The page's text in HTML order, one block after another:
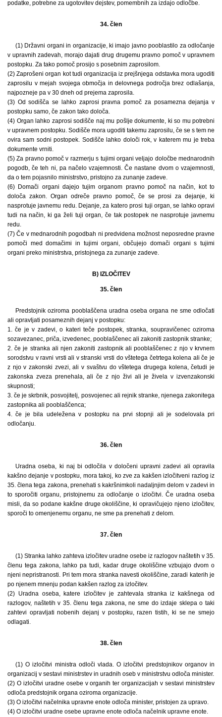
podatke, potrebne za ugotovitev dejstev, pomembnih za izdajo odločbe.
34. člen
(1) Državni organi in organizacije, ki imajo javno pooblastilo za odločanje
v upravnih zadevah, morajo dajati drug drugemu pravno pomoč v upravnem
postopku. Za tako pomoč prosijo s posebnim zaprosilom.
(2) Zaprošeni organ kot tudi organizacija iz prejšnjega odstavka mora ugoditi
zaprosilu v mejah svojega območja in delovnega področja brez odlašanja,
najpozneje pa v 30 dneh od prejema zaprosila.
(3) Od sodišča se lahko zaprosi pravna pomoč za posamezna dejanja v
postopku samo, če zakon tako določa.
(4) Organ lahko zaprosi sodišče naj mu pošlje dokumente, ki so mu potrebni
v upravnem postopku. Sodišče mora ugoditi takemu zaprosilu, če se s tem ne
ovira sam sodni postopek. Sodišče lahko določi rok, v katerem mu je treba
dokumente vrniti.
(5) Za pravno pomoč v razmerju s tujimi organi veljajo določbe mednarodnih
pogodb, če teh ni, pa načelo vzajemnosti. Če nastane dvom o vzajemnosti,
da o tem pojasnilo ministrstvo, pristojno za zunanje zadeve.
(6) Domači organi dajejo tujim organom pravno pomoč na način, kot to
določa zakon. Organ odreče pravno pomoč, če se prosi za dejanje, ki
nasprotuje javnemu redu. Dejanje, za katero prosi tuji organ, se lahko opravi
tudi na način, ki ga želi tuji organ, če tak postopek ne nasprotuje javnemu
redu.
(7) Če v mednarodnih pogodbah ni predvidena možnost neposredne pravne
pomoči med domačimi in tujimi organi, občujejo domači organi s tujimi
organi preko ministrstva, pristojnega za zunanje zadeve.
B) IZLOČITEV
35. člen
Predstojnik oziroma pooblaščena uradna oseba organa ne sme odločati
ali opravljati posameznih dejanj v postopku:
1. če je v zadevi, o kateri teče postopek, stranka, soupravičenec oziroma
sozavezanec, priča, izvedenec, pooblaščenec ali zakoniti zastopnik stranke;
2. če je stranka ali njen zakoniti zastopnik ali pooblaščenec z njo v krvnem
sorodstvu v ravni vrsti ali v stranski vrsti do vštetega četrtega kolena ali če je
z njo v zakonski zvezi, ali v svaštvu do vštetega drugega kolena, četudi je
zakonska zveza prenehala, ali če z njo živi ali je živela v izvenzakonski
skupnosti;
3. če je skrbnik, posvojitelj, posvojenec ali rejnik stranke, njenega zakonitega
zastopnika ali pooblaščenca;
4. če je bila udeležena v postopku na prvi stopnji ali je sodelovala pri
odločanju.
36. člen
Uradna oseba, ki naj bi odločila v določeni upravni zadevi ali opravila
kakšno dejanje v postopku, mora takoj, ko zve za kakšen izločitveni razlog iz
35. člena tega zakona, prenehati s kakršnimkoli nadaljnjim delom v zadevi in
to sporočiti organu, pristojnemu za odločanje o izločitvi. Če uradna oseba
misli, da so podane kakšne druge okoliščine, ki opravičujejo njeno izločitev,
sporoči to omenjenemu organu, ne sme pa prenehati z delom.
37. člen
(1) Stranka lahko zahteva izločitev uradne osebe iz razlogov naštetih v 35.
členu tega zakona, lahko pa tudi, kadar druge okoliščine vzbujajo dvom o
njeni nepristranosti. Pri tem mora stranka navesti okoliščine, zaradi katerih je
po njenem mnenju podan kakšen razlog za izločitev.
(2) Uradna oseba, katere izločitev je zahtevala stranka iz kakšnega od
razlogov, naštetih v 35. členu tega zakona, ne sme do izdaje sklepa o taki
zahtevi opravljati nobenih dejanj v postopku, razen tistih, ki se ne smejo
odlagati.
38. člen
(1) O izločitvi ministra odloči vlada. O izločitvi predstojnikov organov in
organizacij v sestavi ministrstev in uradnih oseb v ministrstvu odloča minister.
(2) O izločitvi uradne osebe v organih ter organizacijah v sestavi ministrstev
odloča predstojnik organa oziroma organizacije.
(3) O izločitvi načelnika upravne enote odloča minister, pristojen za upravo.
(4) O izločitvi uradne osebe upravne enote odloča načelnik upravne enote.